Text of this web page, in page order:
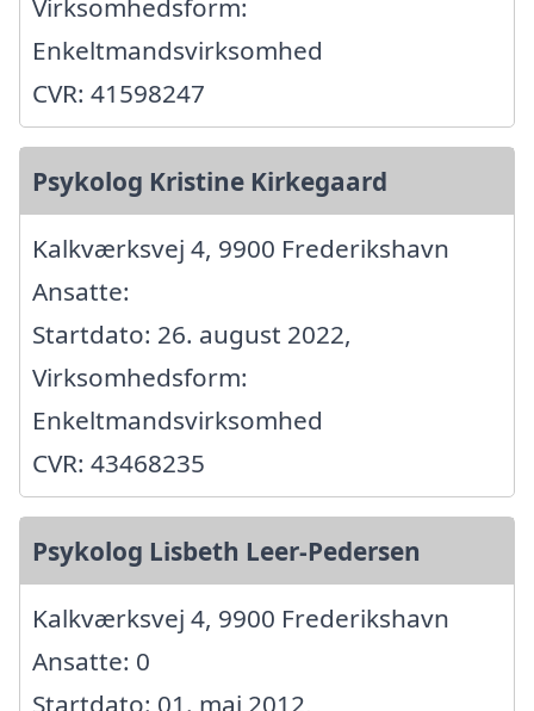
Virksomhedsform:
Enkeltmandsvirksomhed
CVR: 41598247
Psykolog Kristine Kirkegaard
Kalkværksvej 4, 9900 Frederikshavn
Ansatte:
Startdato: 26. august 2022,
Virksomhedsform:
Enkeltmandsvirksomhed
CVR: 43468235
Psykolog Lisbeth Leer-Pedersen
Kalkværksvej 4, 9900 Frederikshavn
Ansatte: 0
Startdato: 01. maj 2012,